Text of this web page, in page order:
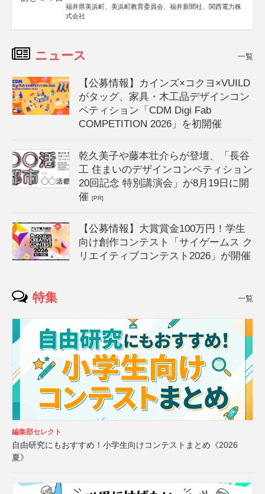
福井県美浜町、美浜町教育委員会、福井新聞社、関西電力株
式会社
ニュース 一覧
【公募情報】カインズ×コクヨ×VUILD
がタッグ、家具・木工品デザインコン
ペティション「CDM Digi Fab
COMPETITION 2026」を初開催
乾久美子や藤本壮介らが登壇、「長谷
工 住まいのデザインコンペティション
20回記念 特別講演会」が8月19日に開
催[PR]
【公募情報】大賞賞金100万円！学生
向け創作コンテスト「サイゲームス ク
リエイティブコンテスト2026」が開催
特集 一覧
編集部セレクト
自由研究にもおすすめ！小学生向けコンテストまとめ《2026
夏》